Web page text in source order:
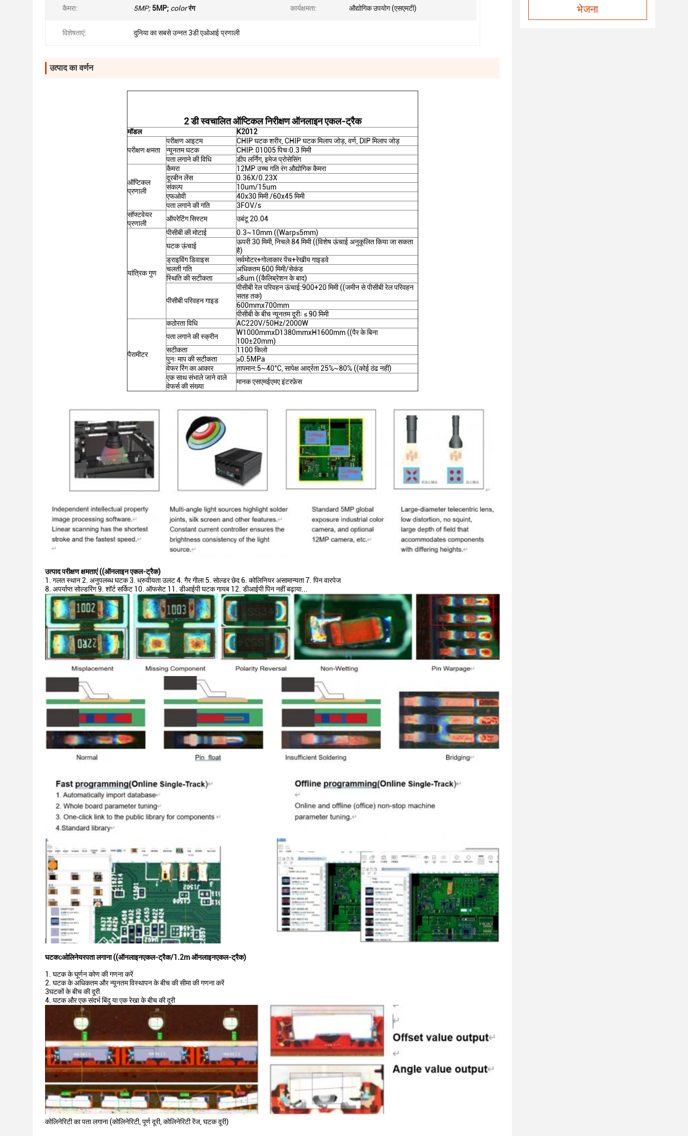
कैमरा: 5MP; 5MP; colorरंग कार्यक्षमता: औद्योगिक उपयोग (एसएमटी)
विशेषताएं: दुनिया का सबसे उन्नत 3डी एओआई प्रणाली
उत्पाद का वर्णन
2 डी स्वचालित ऑप्टिकल निरीक्षण ऑनलाइन एकल-ट्रैक
मॉडल K2012
परीक्षण क्षमता
परीक्षण आइटम
CHIP घटक शरीर, CHIP घटक मिलाप जोड़, वर्ण, DIP मिलाप जोड़
न्यूनतम घटक
CHIP: 01005 पिचः0.3 मिमी
पता लगाने की विधि
डीप लर्निंग, इमेज प्रोसेसिंग
ऑप्टिकल
प्रणाली
कैमरा
12MP उच्च गति रंग औद्योगिक कैमरा
दूरबीन लेंस
0.36X/0.23X
संकल्प
10um/15um
एफओवी
40x30 मिमी /60x45 मिमी
पता लगाने की गति
3FOV/s
सॉफ्टवेयर
प्रणाली
ऑपरेटिंग सिस्टम उबंटू 20.04
यांत्रिक गुण
पीसीबी की मोटाई
0.3~10mm ((Warp≤5mm)
घटक ऊंचाई
ऊपरी 30 मिमी, निचले 84 मिमी ((विशेष ऊंचाई अनुकूलित किया जा सकता
है)
ड्राइविंग डिवाइस
सर्वमोटर+गोलाकार पेंच+रेखीय गाइडवे
चलती गति
अधिकतम 600 मिमी/सेकंड
स्थिति की सटीकता
≤8um ((कैलिब्रेशन के बाद)
पीसीबी परिवहन गाइड
पीसीबी रेल परिवहन ऊंचाई:900+20 मिमी ((जमीन से पीसीबी रेल परिवहन
सतह तक)
600mmx700mm
पीसीबी के बीच न्यूनतम दूरीः ≤ 90 मिमी
पैरामीटर
कठोरता विधि
AC220V/50Hz/2000W
पता लगाने की स्क्रीन
W1000mmxD1380mmxH1600mm ((पैर के बिना
100±20mm)
सटीकता
1100 किलो
पुनः माप की सटीकता
≥0.5MPa
वेफर रिंग का आकार
तापमान:5~40°C, सापेक्ष आर्द्रता 25%~80% ((कोई ठंढ नहीं)
एक साथ संभाले जाने वाले
वेफर्स की संख्या
मानक एसएमईएमए इंटरफ़ेस
उत्पाद परीक्षण क्षमताएं ((ऑनलाइन एकल-ट्रैक)
गलत स्थान 2. अनुपलब्ध घटक 3. ध्रुवीयता उलट 4. गैर गीला 5. सोल्डर छेद 6. कोलिनियर असामान्यता 7. पिन वारपेज
8. अपर्याप्त सोल्डरिंग 9. शॉर्ट सर्किट 10. ऑफसेट 11. डीआईपी घटक गायब 12. डीआईपी पिन नहीं बढ़ाया...
घटकcओलिनेयरपता लगाना ((ऑनलाइनएकल-ट्रैक/1.2m ऑनलाइनएकल-ट्रैक)
1. घटक के घूर्णन कोण की गणना करें
2. घटक के अधिकतम और न्यूनतम विस्थापन के बीच की सीमा की गणना करें
3घटकों के बीच की दूरी
4. घटक और एक संदर्भ बिंदु या एक रेखा के बीच की दूरी
कोलिनेरिटी का पता लगाना (कोलिनेरिटी, पूर्ण दूरी, कोलिनेरिटी रेंज, घटक दूरी)
भेजना